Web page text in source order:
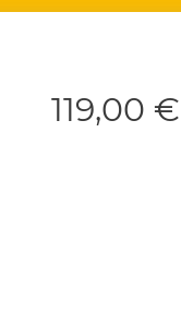
119,00 €